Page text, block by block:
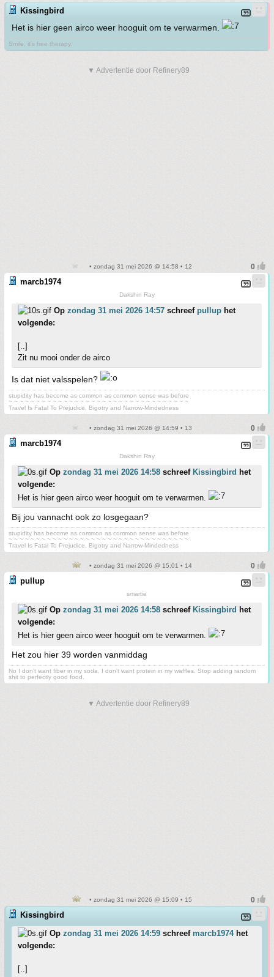
Kissingbird
Het is hier geen airco weer hooguit om te verwarmen.
Smile, it's free therapy.
▼ Advertentie door Refinery89
• zondag 31 mei 2026 @ 14:58 • 12
marcb1974
Dakshin Ray
Op zondag 31 mei 2026 14:57 schreef pullup het
volgende:
[..]
Zit nu mooi onder de airco
Is dat niet valsspelen?
stupidity has become as common as common sense was before
~ ~ ~ ~ ~ ~ ~ ~ ~ ~ ~ ~ ~ ~ ~ ~ ~ ~ ~ ~ ~ ~ ~ ~ ~ ~ ~ ~ ~ ~ ~ ~ ~
Travel Is Fatal To Prejudice, Bigotry and Narrow-Mindedness
• zondag 31 mei 2026 @ 14:59 • 13
marcb1974
Dakshin Ray
Op zondag 31 mei 2026 14:58 schreef Kissingbird het
volgende:
Het is hier geen airco weer hooguit om te verwarmen.
Bij jou vannacht ook zo losgegaan?
stupidity has become as common as common sense was before
~ ~ ~ ~ ~ ~ ~ ~ ~ ~ ~ ~ ~ ~ ~ ~ ~ ~ ~ ~ ~ ~ ~ ~ ~ ~ ~ ~ ~ ~ ~ ~ ~
Travel Is Fatal To Prejudice, Bigotry and Narrow-Mindedness
• zondag 31 mei 2026 @ 15:01 • 14
pullup
smartie
Op zondag 31 mei 2026 14:58 schreef Kissingbird het
volgende:
Het is hier geen airco weer hooguit om te verwarmen.
Het zou hier 39 worden vanmiddag
No I don't want fiber in my soda. I don't want protein in my waffles. Stop adding random
shit to perfectly good food.
▼ Advertentie door Refinery89
• zondag 31 mei 2026 @ 15:09 • 15
Kissingbird
Op zondag 31 mei 2026 14:59 schreef marcb1974het
volgende:
[..]